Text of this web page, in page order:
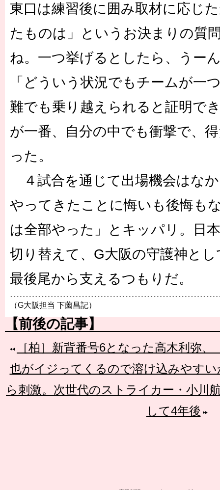
東口は練習後に囲み取材に応じ
たものは」というお決まりの質
ね。一つ挙げるとしたら、うー
「どういう状況でもチームが一
難でも乗り越えられると証明で
が一番、自分の中でも衝撃で、
った。
４試合を通じて出場機会はな
やってきたことに悔いも後悔も
は全部やった」とキッパリ。日
切り替えて、G大阪の守護神と
最後尾から支えるつもりだ。
（G大阪担当 下薗昌記）
【前後の記事】
［柏］新背番号6となった高木利弥
也がイジってくるので溶け込みやすい
ら刺激。次世代のストライカー・小川
して4年後